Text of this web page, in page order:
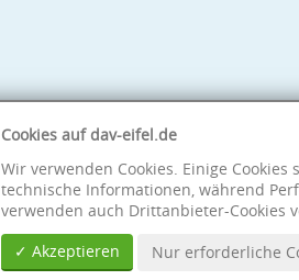
Cookies auf dav-eifel.de
Wir verwenden Cookies. Einige
technische Informationen, während
verwenden auch Drittanbieter-Cookies
✓ Akzeptieren
Nur erforderliche